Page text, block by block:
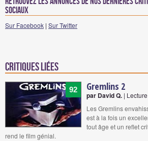
sociaux
Sur Facebook | Sur Twitter
Critiques liées
92 Gremlins 2
par David Q. |
Les Gremlins
est à la fois un
tout âge et un reflet
rend le film génial.